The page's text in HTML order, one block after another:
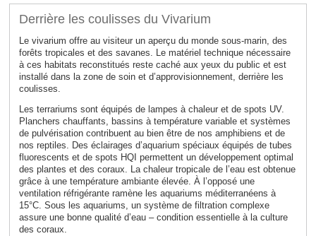
Derrière les coulisses du Vivarium
Le vivarium offre au visiteur un aperçu du monde sous-marin, des
forêts tropicales et des savanes. Le matériel technique nécessaire
à ces habitats reconstitués reste caché aux yeux du public et est
installé dans la zone de soin et d’approvisionnement, derrière les
coulisses.
Les terrariums sont équipés de lampes à chaleur et de spots UV.
Planchers chauffants, bassins à température variable et systèmes
de pulvérisation contribuent au bien être de nos amphibiens et de
nos reptiles. Des éclairages d’aquarium spéciaux équipés de tubes
fluorescents et de spots HQI permettent un développement optimal
des plantes et des coraux. La chaleur tropicale de l’eau est obtenue
grâce à une température ambiante élevée. À l’opposé une
ventilation réfrigérante ramène les aquariums méditerranéens à
15°C. Sous les aquariums, un système de filtration complexe
assure une bonne qualité d’eau – condition essentielle à la culture
des coraux.